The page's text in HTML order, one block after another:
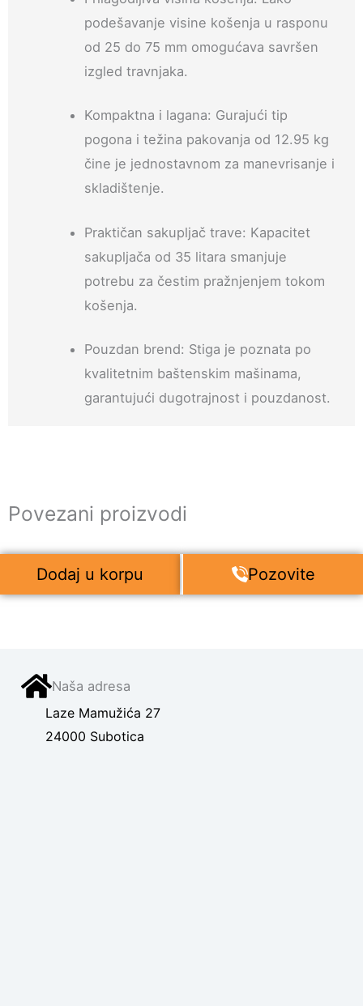
podešavanje visine košenja u rasponu
od 25 do 75 mm omogućava savršen
izgled travnjaka.
Kompaktna i lagana: Gurajući tip
pogona i težina pakovanja od 12.95 kg
čine je jednostavnom za manevrisanje i
skladištenje.
Praktičan sakupljač trave: Kapacitet
sakupljača od 35 litara smanjuje
potrebu za čestim pražnjenjem tokom
košenja.
Pouzdan brend: Stiga je poznata po
kvalitetnim baštenskim mašinama,
garantujući dugotrajnost i pouzdanost.
Povezani proizvodi
Dodaj u korpu Pozovite
Naša adresa
Laze Mamužića 27
24000 Subotica